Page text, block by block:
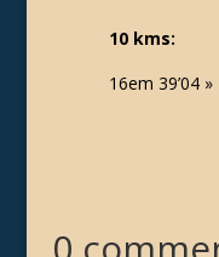
10 kms:
16em 39’04